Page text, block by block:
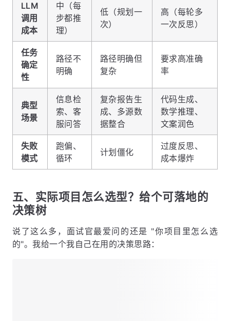
LLM
调用
成本
中（每
步都推
理）
低（规划一
次）
高（每轮多
一次反思）
任务
确定
性
路径不
明确
路径明确但
复杂
要求高准确
率
典型
场景
信息检
索、客
服问答
复杂报告生
成、多源数
据整合
代码生成、
数学推理、
文案润色
失败
模式
跑偏、
循环
计划僵化
过度反思、
成本爆炸
五、实际项目怎么选型？给个可落地的
决策树
说了这么多，面试官最爱问的还是 "你项目里怎么选
的"。我给一个我自己在用的决策思路：